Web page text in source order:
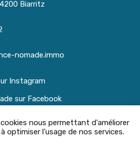
Biarritz
nomade.immo
Instagram
sur Facebook
2022. Tous droits réservés.
nous permettant d'améliorer
optimiser l'usage de nos services.